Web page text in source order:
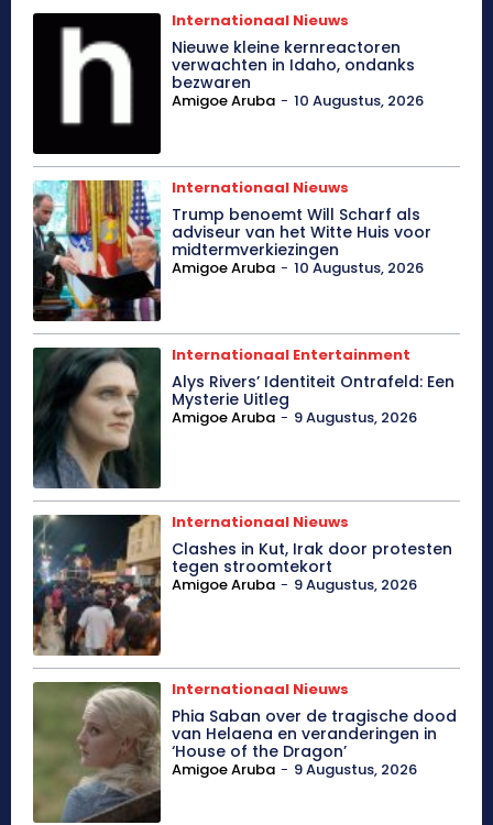
Internationaal Nieuws
Nieuwe kleine kernreactoren
verwachten in Idaho, ondanks
bezwaren
Amigoe Aruba - 10 Augustus, 2026
Internationaal Nieuws
Trump benoemt Will Scharf als
adviseur van het Witte Huis voor
midtermverkiezingen
Amigoe Aruba - 10 Augustus, 2026
Internationaal Entertainment
Alys Rivers’ Identiteit Ontrafeld: Een
Mysterie Uitleg
Amigoe Aruba - 9 Augustus, 2026
Internationaal Nieuws
Clashes in Kut, Irak door protesten
tegen stroomtekort
Amigoe Aruba - 9 Augustus, 2026
Internationaal Nieuws
Phia Saban over de tragische dood
van Helaena en veranderingen in
‘House of the Dragon’
Amigoe Aruba - 9 Augustus, 2026